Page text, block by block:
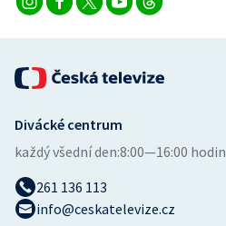
Divácké centrum
každý všední den:8:00—16:00 hodin
261 136 113
info@ceskatelevize.cz